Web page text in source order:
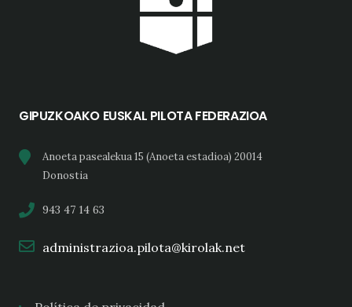
GIPUZKOAKO EUSKAL PILOTA FEDERAZIOA
Anoeta pasealekua 15 (Anoeta estadioa) 20014
Donostia
943 47 14 63
administrazioa.pilota@kirolak.net